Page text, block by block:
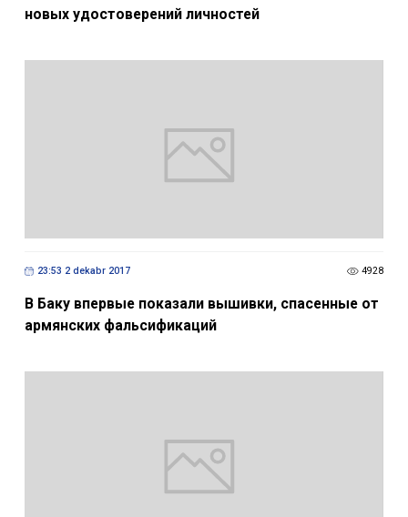
новых удостоверений личностей
23:53 2 dekabr 2017 4928
В Баку впервые показали вышивки, спасенные от
армянских фальсификаций